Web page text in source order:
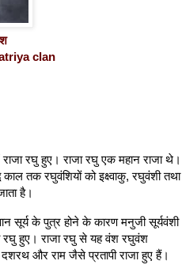
clan
रघु हुए। राजा रघु एक महान राजा थे।
तक रघुवंशियों को इक्ष्वाकु, रघुवंशी तथा
है।
सूर्य के पुत्र होने के कारण मनुजी सूर्यवंशी
रघु हुए। राजा रघु से यह वंश रघुवंश
और राम जैसे प्रतापी राजा हुए हैं।